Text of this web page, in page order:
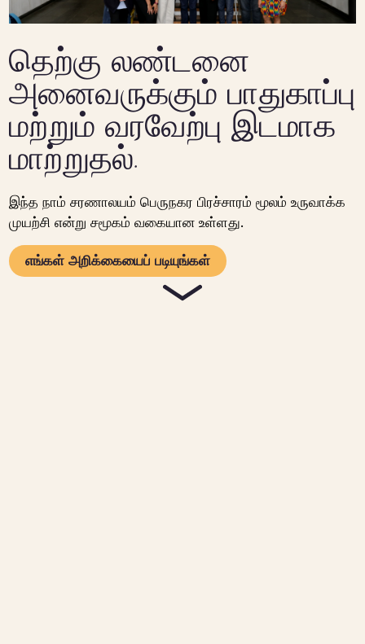
தெற்கு லண்டனை
அனைவருக்கும் பாதுகாப்பு
மற்றும் வரவேற்பு இடமாக
மாற்றுதல்.
இந்த நாம் சரணாலயம் பெருநகர பிரச்சாரம் மூலம் உருவாக்க
முயற்சி என்று சமூகம் வகையான உள்ளது.
எங்கள் அறிக்கையைப் படியுங்கள்